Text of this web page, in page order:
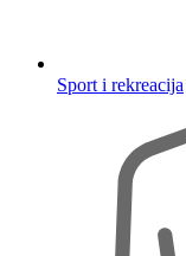
Sport i rekreacija